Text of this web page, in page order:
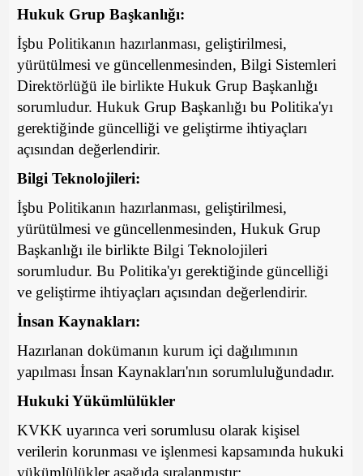
Hukuk Grup Başkanlığı:
İşbu Politikanın hazırlanması, geliştirilmesi,
yürütülmesi ve güncellenmesinden, Bilgi Sistemleri
Direktörlüğü ile birlikte Hukuk Grup Başkanlığı
sorumludur. Hukuk Grup Başkanlığı bu Politika'yı
gerektiğinde güncelliği ve geliştirme ihtiyaçları
açısından değerlendirir.
Bilgi Teknolojileri:
İşbu Politikanın hazırlanması, geliştirilmesi,
yürütülmesi ve güncellenmesinden, Hukuk Grup
Başkanlığı ile birlikte Bilgi Teknolojileri
sorumludur. Bu Politika'yı gerektiğinde güncelliği
ve geliştirme ihtiyaçları açısından değerlendirir.
İnsan Kaynakları:
Hazırlanan dokümanın kurum içi dağılımının
yapılması İnsan Kaynakları'nın sorumluluğundadır.
Hukuki Yükümlülükler
KVKK uyarınca veri sorumlusu olarak kişisel
verilerin korunması ve işlenmesi kapsamında hukuki
yükümlülükler aşağıda sıralanmıştır: